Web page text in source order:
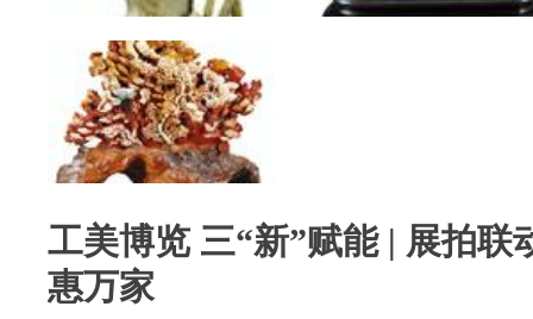
工美博览 三“新”赋能 | 展拍联
惠万家